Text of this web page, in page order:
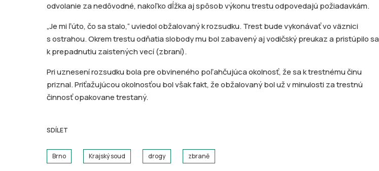
odvolanie za nedôvodné, nakoľko dĺžka aj spôsob výkonu trestu odpovedajú požiadavkám.
„Je mi ľúto, čo sa stalo,“ uviedol obžalovaný k rozsudku. Trest bude vykonávať vo väznici
s ostrahou. Okrem trestu odňatia slobody mu bol zabavený aj vodičský preukaz a pristúpilo sa
k prepadnutiu zaistených vecí (zbraní).
Pri uznesení rozsudku bola pre obvineného poľahčujúca okolnosť, že sa k trestnému činu
priznal. Priťažujúcou okolnosťou bol však fakt, že obžalovaný bol už v minulosti za trestnú
činnosť opakovane trestaný.
SDÍLET
Brno Krajský soud drogy zbraně